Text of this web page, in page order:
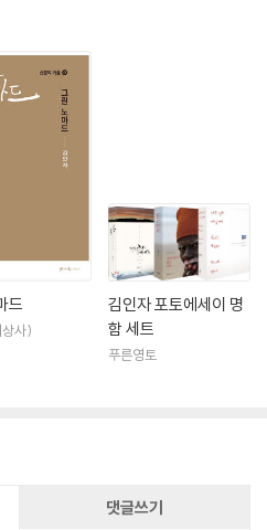
드
사)
김인자 포토에세이 명
함 세트
푸른영토
댓글쓰기